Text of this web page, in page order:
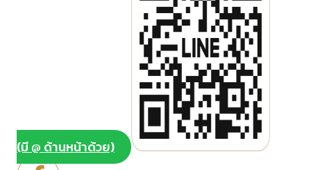
(มี @ ด้านหน้าด้วย)